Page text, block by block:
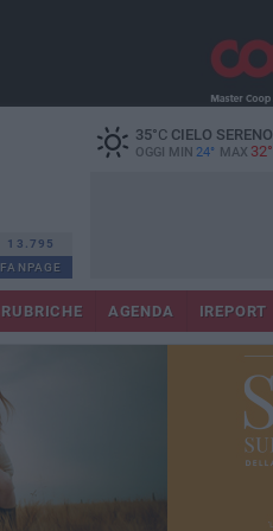
13.795
FANPAGE
35°CCIELO SERENO
OGGI MIN 24° MAX 32°
RUBRICHE AGENDA IREPORT